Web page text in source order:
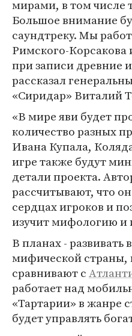
мирами, в том
Большое внимание
саундтреку. Мы
Римского-Корсакова
при записи древние
рассказал
«Сиридар» Виталий
«В мире яви будет
количество разных
Ивана Купала,
игре также будут
детали проекта.
рассчитывают, что
сердцах игроков и
изучит мифологию и
В планах - развивать
мифической страны,
сравнивают с
работает над
«Тартарии» в жанре
будет управлять